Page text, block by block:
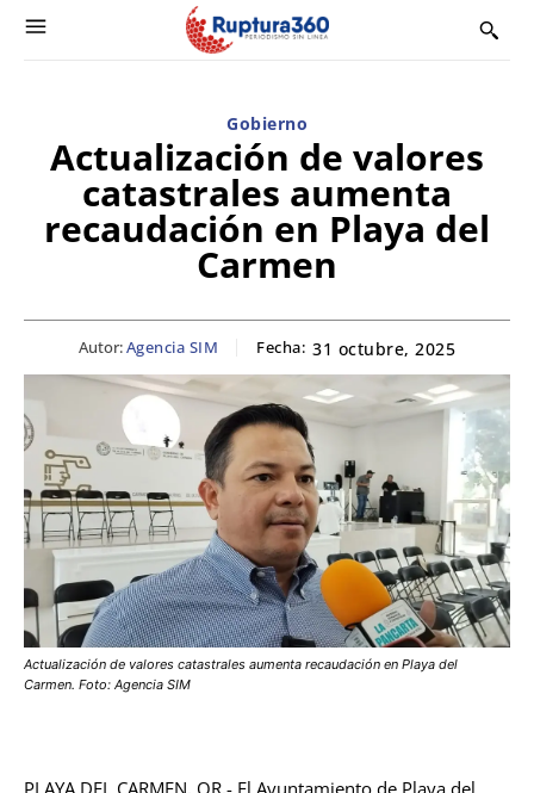
Gobierno
Actualización de valores
catastrales aumenta
recaudación en Playa del
Carmen
Autor:Agencia SIM Fecha: 31 octubre, 2025
Actualización de valores catastrales aumenta recaudación en Playa del
Carmen. Foto: Agencia SIM